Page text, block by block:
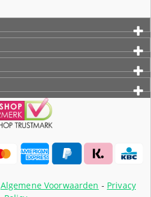
Algemene Voorwaarden - Privacy